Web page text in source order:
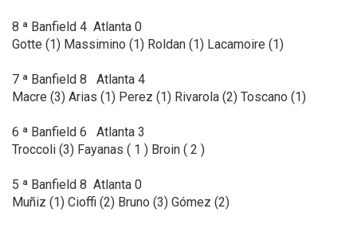
8 ª Banfield 4 Atlanta 0
Gotte (1) Massimino (1) Roldan (1) Lacamoire (1)
7 ª Banfield 8 Atlanta 4
Macre (3) Arias (1) Perez (1) Rivarola (2) Toscano (1)
6 ª Banfield 6 Atlanta 3
Troccoli (3) Fayanas ( 1 ) Broin ( 2 )
5 ª Banfield 8 Atlanta 0
Muñiz (1) Cioffi (2) Bruno (3) Gómez (2)